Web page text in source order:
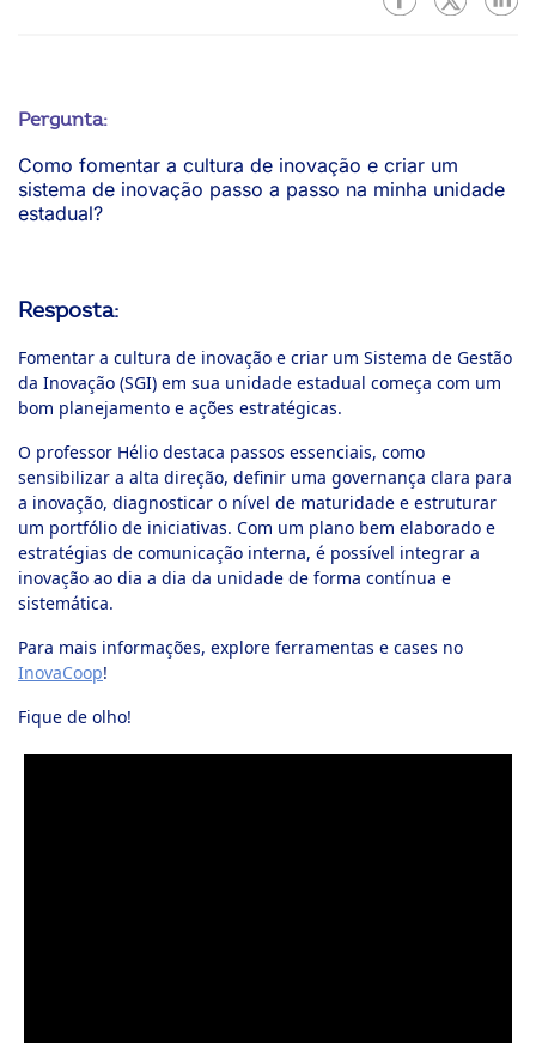
Pergunta:
Como fomentar a cultura de inovação e criar um
sistema de inovação passo a passo na minha unidade
estadual?
Resposta:
Fomentar a cultura de inovação e criar um Sistema de Gestão
da Inovação (SGI) em sua unidade estadual começa com um
bom planejamento e ações estratégicas.
O professor Hélio destaca passos essenciais, como
sensibilizar a alta direção, definir uma governança clara para
a inovação, diagnosticar o nível de maturidade e estruturar
um portfólio de iniciativas. Com um plano bem elaborado e
estratégias de comunicação interna, é possível integrar a
inovação ao dia a dia da unidade de forma contínua e
sistemática.
Para mais informações, explore ferramentas e cases no
InovaCoop!
Fique de olho!